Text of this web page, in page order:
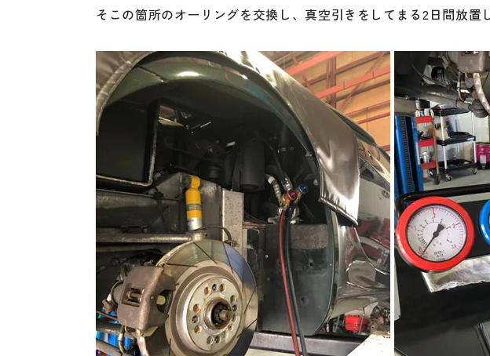
そこの箇所のオーリングを交換し、真空引きをしてまる2日間放置